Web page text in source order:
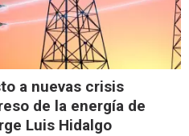
a nuevas crisis
de la energía de
Luis Hidalgo